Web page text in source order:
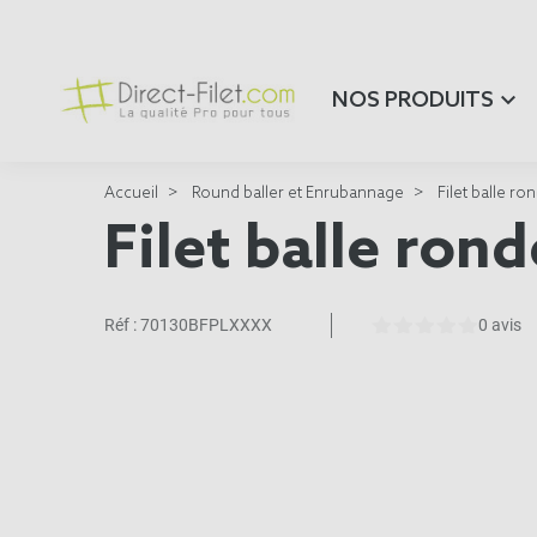
NOS PRODUITS
Accueil Round baller et Enrubannage Filet balle
Filet balle
Réf :70130BFPLXXXX 0 avis